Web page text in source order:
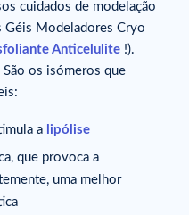
cuidados de modelação
Modeladores Cryo
Anticelulite !).
os isómeros que
a lipólise
que provoca a
uma melhor